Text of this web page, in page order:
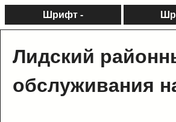
Шрифт -
Лидский
обслуживания